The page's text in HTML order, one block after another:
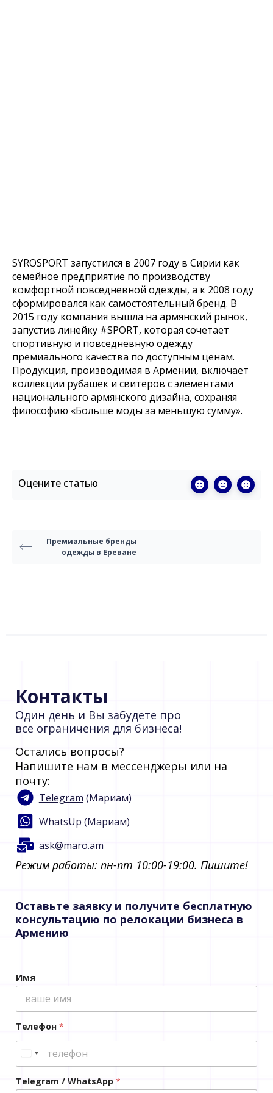
SYROSPORT запустился в 2007 году в Сирии как
семейное предприятие по производству
комфортной повседневной одежды, а к 2008 году
сформировался как самостоятельный бренд. В
2015 году компания вышла на армянский рынок,
запустив линейку #SPORT, которая сочетает
спортивную и повседневную одежду
премиального качества по доступным ценам.
Продукция, производимая в Армении, включает
коллекции рубашек и свитеров с элементами
национального армянского дизайна, сохраняя
философию «Больше моды за меньшую сумму».
Оцените статью
Премиальные бренды
одежды в Ереване
Контакты
Один день и Вы забудете про
все ограничения для бизнеса!
Остались вопросы?
Напишите нам в мессенджеры или на
почту:
Telegram (Мариам)
WhatsUp (Мариам)
ask@maro.am
Режим работы: пн-пт 10:00-19:00. Пишите!​
Оставьте заявку и получите бесплатную
консультацию по релокации бизнеса в
Армению
Имя
Телефон *
Telegram / WhatsApp *